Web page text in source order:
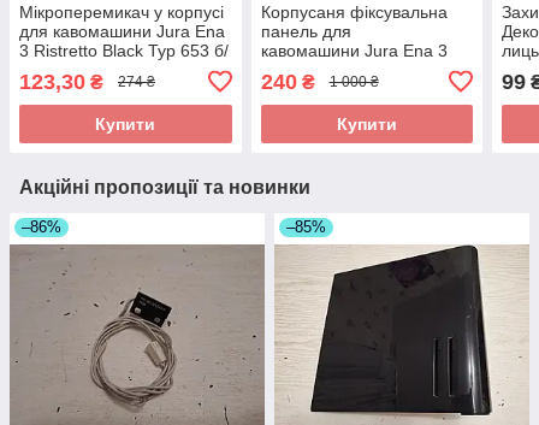
Мікроперемикач у корпусі
для кавомашини Jura Ena
3 Ristretto Black Typ 653 б/
123,30 ₴ 274 ₴
Купити
Корпусаня фіксувальна
панель для
кавомашини Jura Ena 3
Ristretto Black Typ 653 б/у
240₴ 1 000 ₴
Купити
99
Акційні пропозиції та новинки
–86% –85%